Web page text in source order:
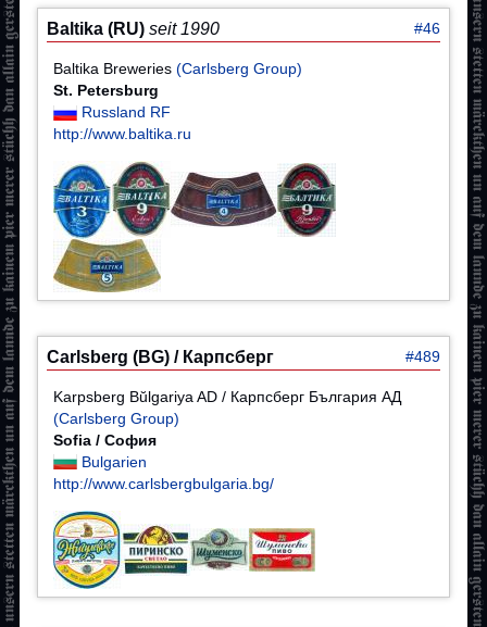
Baltika (RU) seit 1990 #46
Baltika Breweries(Carlsberg Group)
St. Petersburg
Russland RF
http://www.baltika.ru
Carlsberg (BG) / Карпсберг #489
Karpsberg Bŭlgariya AD / Карпсберг България АД
(Carlsberg Group)
Sofia / София
Bulgarien
http://www.carlsbergbulgaria.bg/